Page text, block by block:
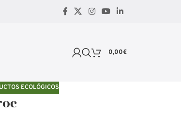
0,00€
ECOLÓGICOS